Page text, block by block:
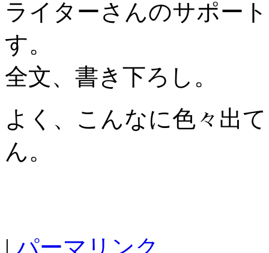
ライターさんのサポー
す。
全文、書き下ろし。
よく、こんなに色々出
ん。
| パーマリンク